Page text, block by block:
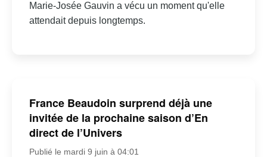
Marie-Josée Gauvin a vécu un moment qu'elle
attendait depuis longtemps.
France Beaudoin surprend déjà une
invitée de la prochaine saison d’En
direct de l’Univers
Publié le mardi 9 juin à 04:01